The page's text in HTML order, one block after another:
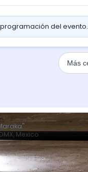
del evento.
Mexico